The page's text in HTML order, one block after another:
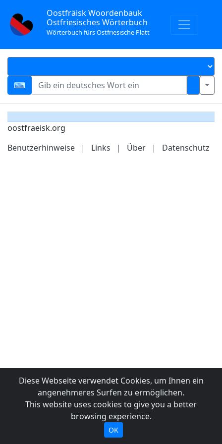
Oostfräisk Woordenbauk
Ostfriesisches Wörterbuch
Wörterbuch fürs Ostfriesische Platt
oostfraeisk.org
Benutzerhinweise
| Links | Über | Datenschutz
Diese Webseite verwendet Cookies, um Ihnen ein
angenehmeres Surfen zu ermöglichen.
This website uses cookies to give you a better
browsing experience.
OK